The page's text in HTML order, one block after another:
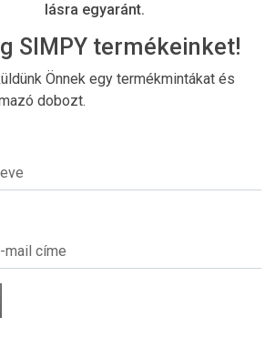
lásra egyaránt.
SIMPY termékeinket!
Önnek egy termékmintákat és
dobozt.